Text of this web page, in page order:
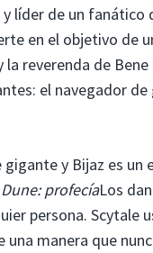
líder de un fanático
en el objetivo de
reverenda de
el navegador
y Bijaz es un
Dune: profecíaLos
persona. Scytale
manera que